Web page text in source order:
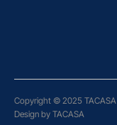
Copyright © 2025 TACASA
Design by TACASA